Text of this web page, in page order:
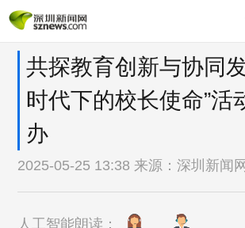
共探教育创新与协同
时代下的校长使命”活
办
2025-05-25 13:38 来源：深圳新闻网
人工智能朗读：